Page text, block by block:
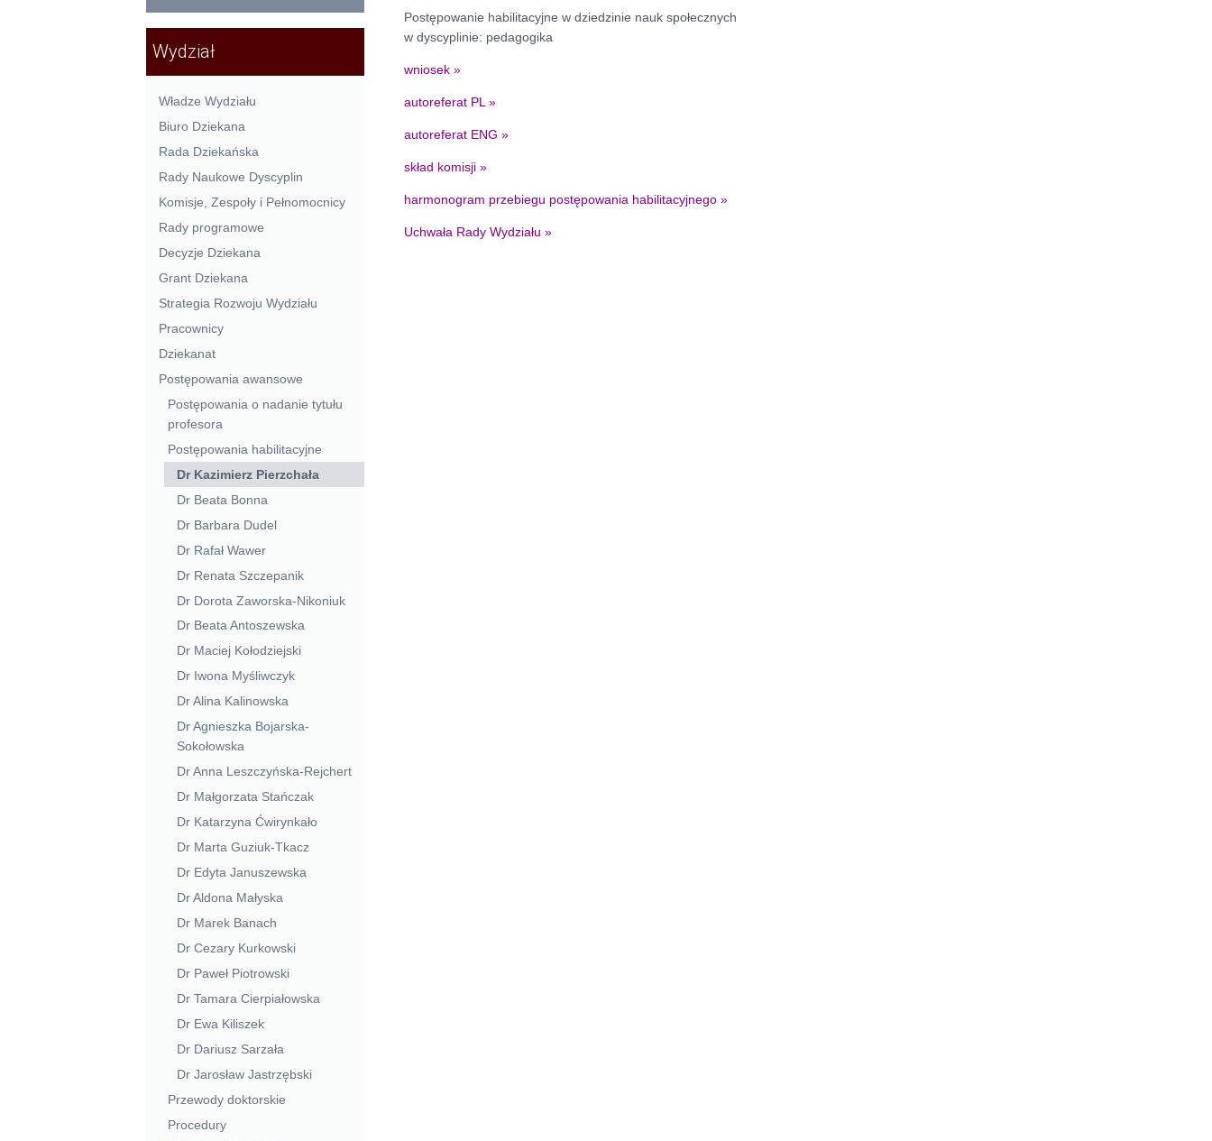
Wydział
Władze Wydziału
Biuro Dziekana
Rada Dziekańska
Rady Naukowe Dyscyplin
Komisje, Zespoły i Pełnomocnicy
Rady programowe
Decyzje Dziekana
Grant Dziekana
Strategia Rozwoju Wydziału
Pracownicy
Dziekanat
Postępowania awansowe
Postępowania o nadanie tytułu
profesora
Postępowania habilitacyjne
Dr Kazimierz Pierzchała
Dr Beata Bonna
Dr Barbara Dudel
Dr Rafał Wawer
Dr Renata Szczepanik
Dr Dorota Zaworska-Nikoniuk
Dr Beata Antoszewska
Dr Maciej Kołodziejski
Dr Iwona Myśliwczyk
Dr Alina Kalinowska
Dr Agnieszka Bojarska-
Sokołowska
Dr Anna Leszczyńska-Rejchert
Dr Małgorzata Stańczak
Dr Katarzyna Ćwirynkało
Dr Marta Guziuk-Tkacz
Dr Edyta Januszewska
Dr Aldona Małyska
Dr Marek Banach
Dr Cezary Kurkowski
Dr Paweł Piotrowski
Dr Tamara Cierpiałowska
Dr Ewa Kiliszek
Dr Dariusz Sarzała
Dr Jarosław Jastrzębski
Przewody doktorskie
Procedury
Postępowanie habilitacyjne w dziedzinie nauk społecznych
w dyscyplinie: pedagogika
wniosek »
autoreferat PL »
autoreferat ENG »
skład komisji »
harmonogram przebiegu postępowania habilitacyjnego »
Uchwała Rady Wydziału »